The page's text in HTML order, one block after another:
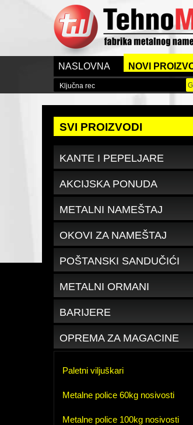
NASLOVNA NOVI
SVI PROIZVODI
KANTE I PEPELJARE
AKCIJSKA PONUDA
METALNI NAMEŠTAJ
OKOVI ZA NAMEŠTAJ
POŠTANSKI SANDUČIĆI
METALNI ORMANI
BARIJERE
OPREMA ZA MAGACINE
Paletni viljuškari
Metalne police 60kg nosivosti
Metalne police 100kg nosivosti